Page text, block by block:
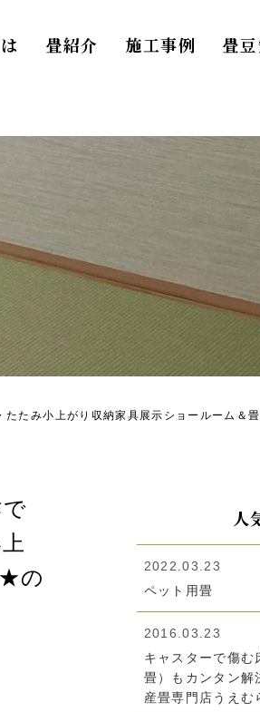
畳紹介 施工事例 畳
たたみ小上がり収納家具展示ショールーム＆
の
人
2022.03.23
ペット用畳
2016.03.23
キャスターで傷む
畳）もカンタン解
産畳専門店うえむ